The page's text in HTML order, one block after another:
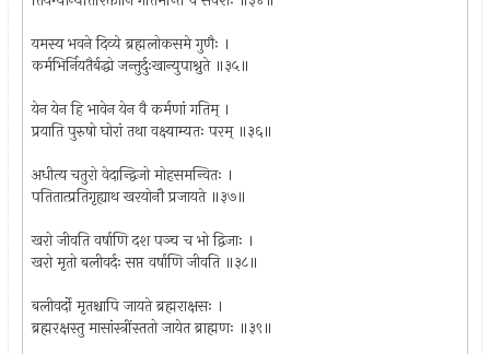
यमस्य भवने दिव्ये ब्रह्मलोकसमे गुणैः ।
कर्मभिर्नियतैर्बद्धो जन्तुर्दुःखान्युपाश्नुते ॥३५॥
येन येन हि भावेन येन वै कर्मणां गतिम् ।
प्रयाति पुरुषो घोरां तथा वक्ष्याम्यतः परम् ॥३६॥
अधीत्य चतुरो वेदान्द्विजो मोहसमन्वितः ।
पतितात्प्रतिगृह्याथ खरयोनौ प्रजायते ॥३७॥
खरो जीवति वर्षाणि दश पञ्च च भो द्विजाः ।
खरो मृतो बलीवर्दः सप्त वर्षाणि जीवति ॥३८॥
बलीवर्दो मृतश्चापि जायते ब्रह्मराक्षसः ।
ब्रह्मरक्षस्तु मासांस्त्रींस्ततो जायेत ब्राह्मणः ॥३९॥